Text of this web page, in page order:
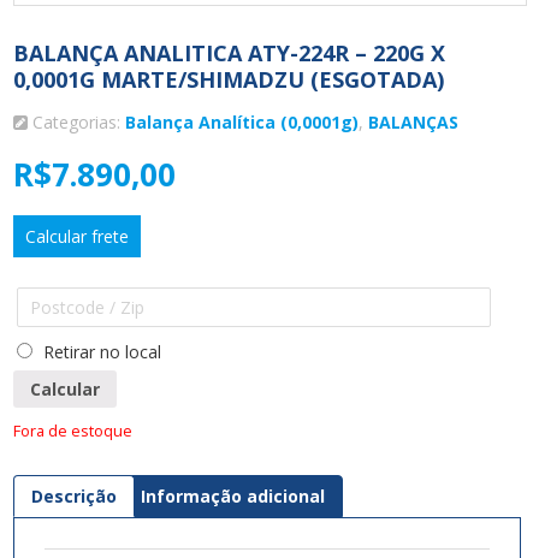
BALANÇA ANALITICA ATY-224R – 220G X
0,0001G MARTE/SHIMADZU (ESGOTADA)
Categorias: Balança Analítica (0,0001g), BALANÇAS
R$7.890,00
Calcular frete
Retirar no local
Calcular
Fora de estoque
Descrição Informação adicional